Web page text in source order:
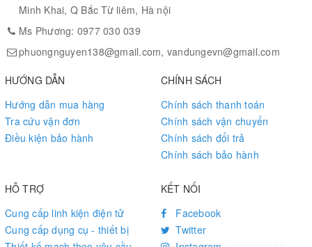
Minh Khai, Q Bắc Từ liêm, Hà nội
Ms Phương: 0977 030 039
phuongnguyen138@gmail.com, vandungevn@gmail.com
HƯỚNG DẪN
Hướng dẫn mua hàng
Tra cứu vận đơn
Điều kiện bảo hành
CHÍNH SÁCH
Chính sách thanh toán
Chính sách vận chuyển
Chính sách đổi trả
Chính sách bảo hành
HỖ TRỢ
Cung cấp linh kiện điện tử
Cung cấp dụng cụ - thiết bị
KẾT NỐI
Facebook
Twitter